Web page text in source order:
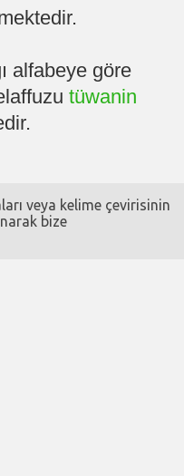
alfabeye göre
tüwanin
veya kelime çevirisinin
bize